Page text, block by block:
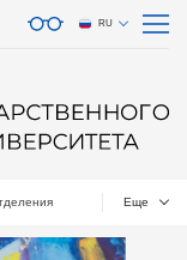
RU
Еще